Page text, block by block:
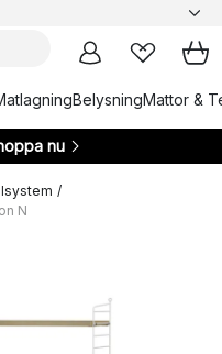
BelysningMattor &
nu
/
N